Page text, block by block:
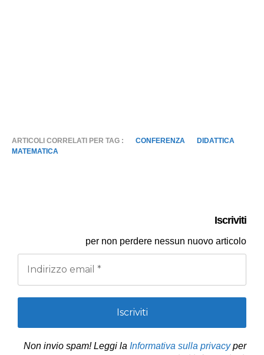
ARTICOLI CORRELATI PER TAG : CONFERENZA
DIDATTICA
MATEMATICA
Iscriviti
per non perdere nessun nuovo articolo
Non invio spam! Leggi la Informativa sulla privacyper